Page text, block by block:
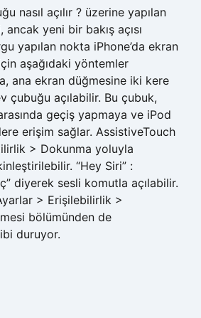
nasıl açılır ? üzerine yapılan
yeni bir bakış açısı
yapılan nokta iPhone’da ekran
aşağıdaki yöntemler
ana ekran düğmesine iki kere
çubuğu açılabilir. Bu çubuk,
geçiş yapmaya ve iPod
erişim sağlar. AssistiveTouch
> Dokunma yoluyla
“Hey Siri” :
diyerek sesli komutla açılabilir.
> Erişilebilirlik >
bölümünden de
duruyor.